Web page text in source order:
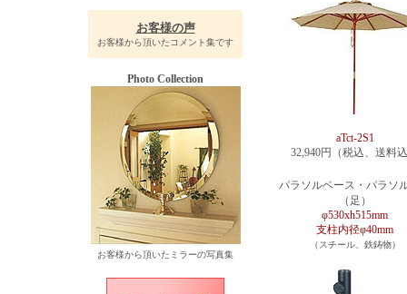
お客様の声
お客様から頂いたコメント集です
Photo Collection
お客様から頂いたミラーの写真集
aTct-2S1
32,940円（税込、送料
パラソルベース・パラソ
（足）
φ530xh515mm
支柱内径φ40mm
（スチール、鉄鋳物）